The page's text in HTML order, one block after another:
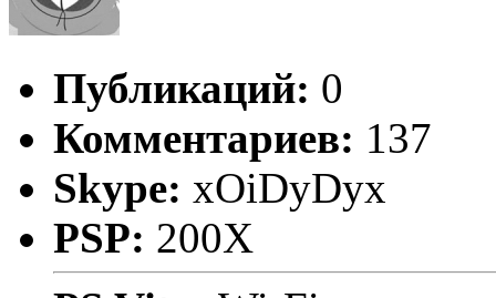
Публикаций: 0
Комментариев: 137
Skype: xOiDyDyx
PSP: 200X